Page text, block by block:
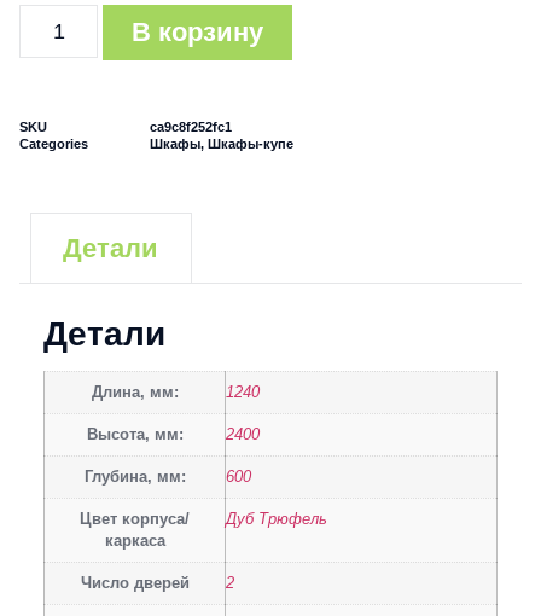
В корзину
SKU
ca9c8f252fc1
Categories
Шкафы, Шкафы-купе
Детали
Детали
Длина, мм: 1240
Высота, мм: 2400
Глубина, мм: 600
Цвет корпуса/
каркаса
Дуб Трюфель
Число дверей 2